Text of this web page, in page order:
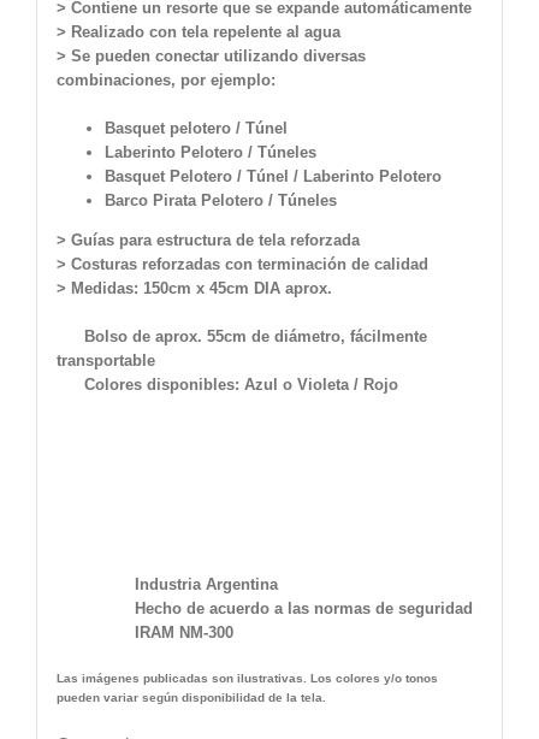
> Contiene un resorte que se expande automáticamente
> Realizado con tela repelente al agua
> Se pueden conectar utilizando diversas
combinaciones, por ejemplo:
Basquet pelotero / Túnel
Laberinto Pelotero / Túneles
Basquet Pelotero / Túnel / Laberinto Pelotero
Barco Pirata Pelotero / Túneles
> Guías para estructura de tela reforzada
> Costuras reforzadas con terminación de calidad
> Medidas: 150cm x 45cm DIA aprox.
Bolso de aprox. 55cm de diámetro, fácilmente
transportable
Colores disponibles: Azul o Violeta / Rojo
Industria Argentina
Hecho de acuerdo a las normas de seguridad
IRAM NM-300
Las imágenes publicadas son ilustrativas. Los colores y/o tonos
pueden variar según disponibilidad de la tela.